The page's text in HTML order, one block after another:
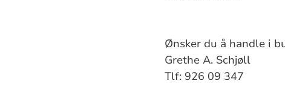
Ønsker du å handle i
Grethe A. Schjøll
Tlf: 926 09 347